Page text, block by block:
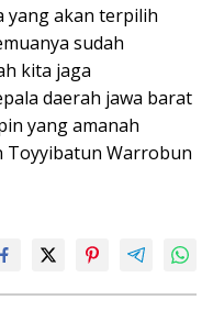
yang akan terpilih
sudah
kita jaga
daerah jawa barat
yang amanah
Toyyibatun Warrobun